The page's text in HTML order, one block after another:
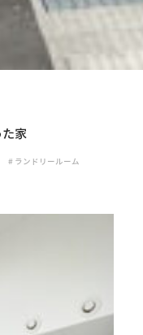
家
# ランドリールーム